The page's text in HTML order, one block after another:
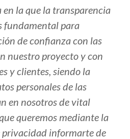
en la que la transparencia
fundamental para
de confianza con las
nuestro proyecto y con
y clientes, siendo la
personales de las
en nosotros de vital
queremos mediante la
privacidad informarte de